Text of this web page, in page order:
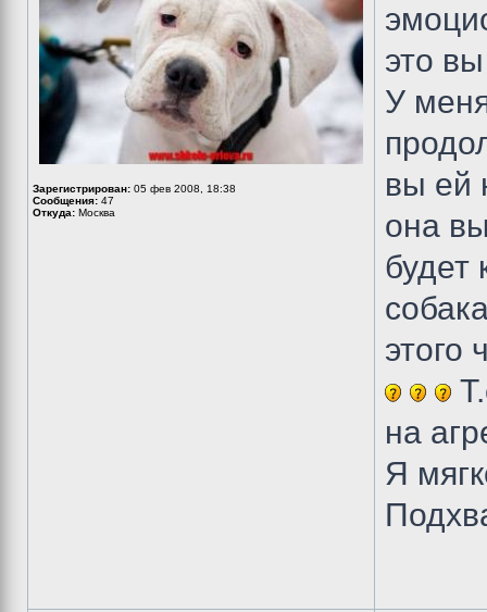
Зарегистрирован: 05 фев 2008, 18:38
Сообщения: 47
Откуда: Москва
это
У
вы ей
она
будет
этого
на
Я